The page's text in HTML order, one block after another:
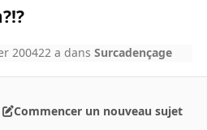
200422 a dansSurcadençage
Commencer un nouveau sujet